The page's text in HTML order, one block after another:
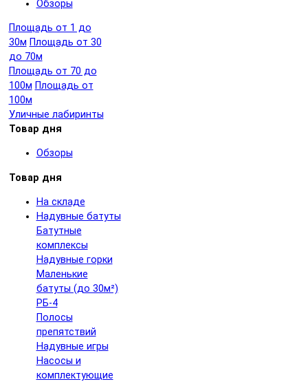
Обзоры
Площадь от 1 до
30м Площадь от 30
до 70м
Площадь от 70 до
100м Площадь от
100м
Уличные лабиринты
Товар дня
Обзоры
Товар дня
На складе
Надувные батуты
Батутные
комплексы
Надувные горки
Маленькие
батуты (до 30м²)
РБ-4
Полосы
препятствий
Надувные игры
Насосы и
комплектующие